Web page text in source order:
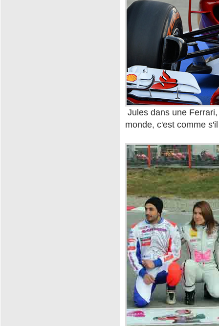
Jules dans une
monde, c'est comme